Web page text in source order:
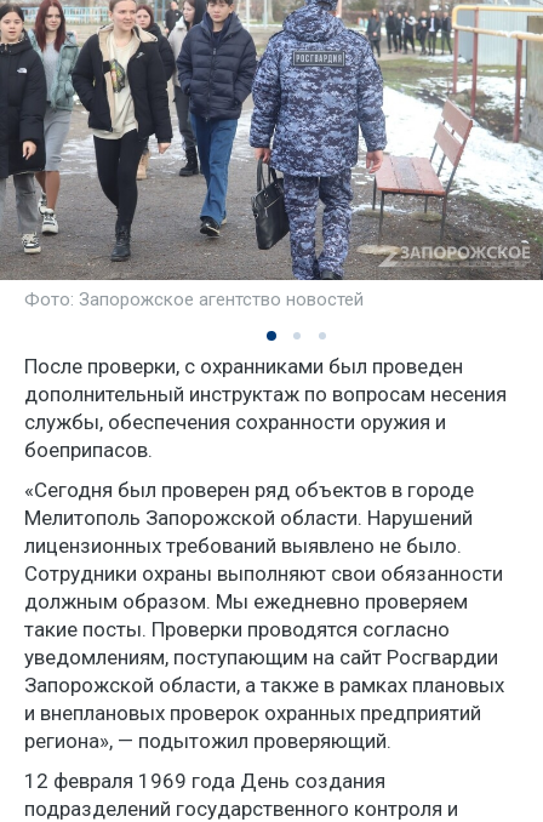
Фото: Запорожское агентство новостей
После проверки, с охранниками был проведен
дополнительный инструктаж по вопросам несения
службы, обеспечения сохранности оружия и
боеприпасов.
«Сегодня был проверен ряд объектов в городе
Мелитополь Запорожской области. Нарушений
лицензионных требований выявлено не было.
Сотрудники охраны выполняют свои обязанности
должным образом. Мы ежедневно проверяем
такие посты. Проверки проводятся согласно
уведомлениям, поступающим на сайт Росгвардии
Запорожской области, а также в рамках плановых
и внеплановых проверок охранных предприятий
региона», — подытожил проверяющий.
12 февраля 1969 года День создания
подразделений государственного контроля и